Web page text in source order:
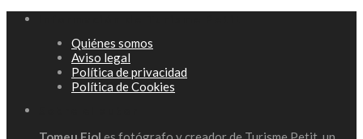
Quiénes somos
Aviso legal
Política de privacidad
Política de Cookies